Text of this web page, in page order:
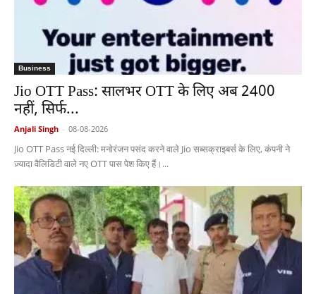
Business
Jio OTT Pass: सालभर OTT के लिए अब 2400
नहीं, सिर्फ...
Anjali Singh - 08-08-2026
Jio OTT Pass नई दिल्ली: मनोरंजन पसंद करने वाले Jio सब्सक्राइबर्स के लिए, कंपनी ने
ज़्यादा वैलिडिटी वाले नए OTT पास पेश किए हैं।...